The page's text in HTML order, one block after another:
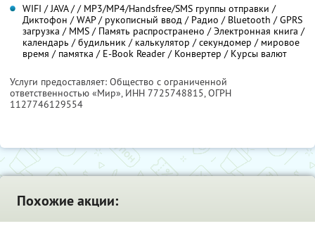
WIFI / JAVA / / MP3/MP4/Handsfree/SMS группы отправки /
Диктофон / WAP / рукописный ввод / Радио / Bluetooth / GPRS
загрузка / MMS / Память распространено / Электронная книга /
календарь / будильник / калькулятор / секундомер / мировое
время / памятка / E-Book Reader / Конвертер / Курсы валют
Услуги предоставляет: Общество с ограниченной
ответственностью «Мир», ИНН 7725748815, ОГРН
1127746129554
Похожие акции: